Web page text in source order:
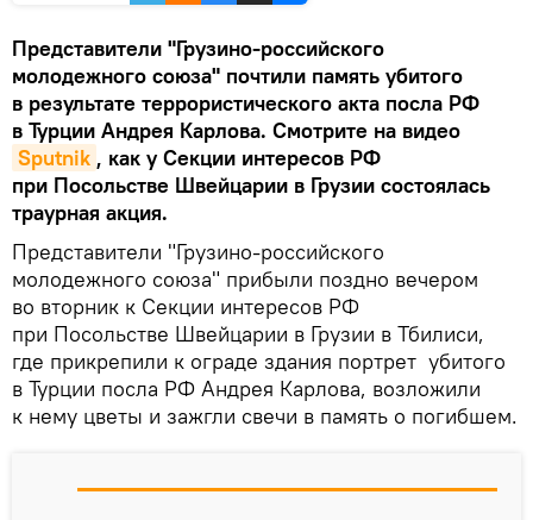
Представители "Грузино-российского
молодежного союза" почтили память убитого
в результате террористического акта посла РФ
в Турции Андрея Карлова. Смотрите на видео
Sputnik , как у Секции интересов РФ
при Посольстве Швейцарии в Грузии состоялась
траурная акция.
Представители "Грузино-российского
молодежного союза" прибыли поздно вечером
во вторник к Секции интересов РФ
при Посольстве Швейцарии в Грузии в Тбилиси,
где прикрепили к ограде здания портрет убитого
в Турции посла РФ Андрея Карлова, возложили
к нему цветы и зажгли свечи в память о погибшем.